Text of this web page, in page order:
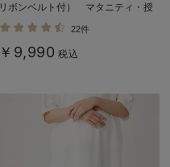
リボンベルト付） マタニティ・授
乳服【出産後も長く使える】
22件
￥9,990 税込